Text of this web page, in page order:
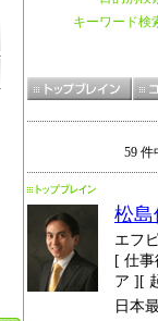
キーワード検
59
松島
エフ
[ 仕
ア ][
日本